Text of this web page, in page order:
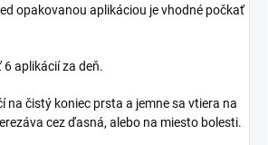
opakovanou aplikáciou je vhodné počkať
aplikácií za deň.
na čistý koniec prsta a jemne sa vtiera na
cez ďasná, alebo na miesto bolesti.